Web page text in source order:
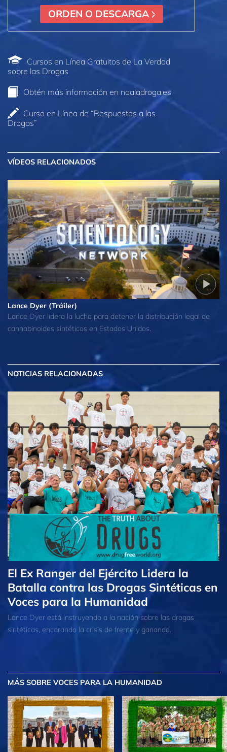
ORDEN O DESCARGA
Cursos en Línea Gratuitos de La Verdad
sobre las Drogas
Obtén más información en noaladroga.es
Curso en Línea de “Respuestas a las
Drogas”
VÍDEOS RELACIONADOS
Lance Dyer (Tráiler)
Lance Dyer lidera la lucha para detener la distribución legal de
cannabinoides sintéticos en Estados Unidos.
NOTICIAS RELACIONADAS
El Ex Ranger del Ejército Lidera la
Batalla contra las Drogas Sintéticas en
Voces para la Humanidad
Lance Dyer está instruyendo a la nación sobre las drogas
sintéticas, encarando la crisis de frente y ganando.
MÁS SOBRE VOCES PARA LA HUMANIDAD